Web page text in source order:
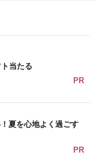
当たる
PR
夏を心地よく過ごす
PR